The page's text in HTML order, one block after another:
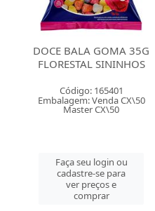
DOCE BALA GOMA 35G
FLORESTAL URSINHOS
Código: 165402
Embalagem: Venda CX\50
Master CX\50
Faça seu login ou
cadastre-se para
ver preços e
comprar